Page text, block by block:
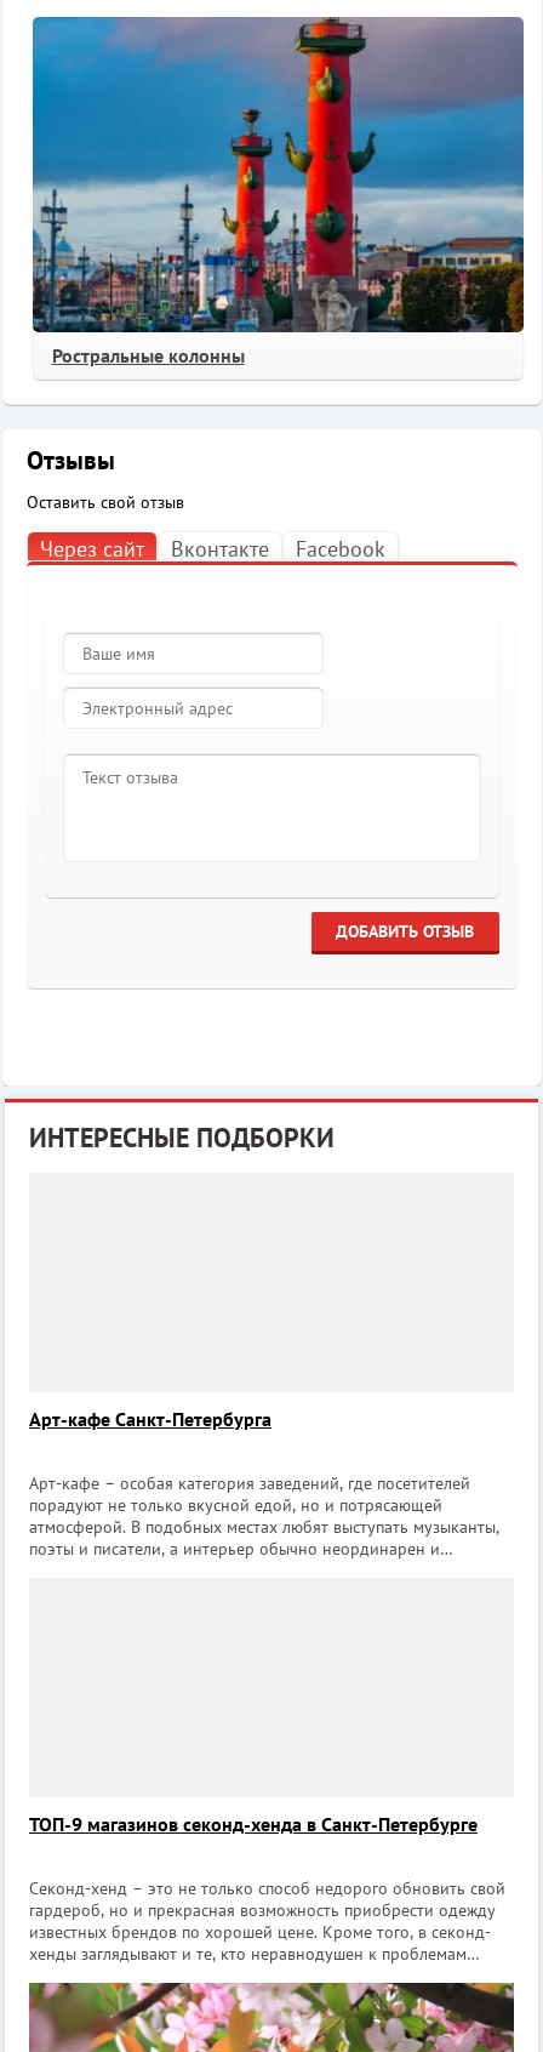
Ростральные колонны
Отзывы
Оставить свой отзыв
Через сайт Вконтакте Facebook
ДОБАВИТЬ ОТЗЫВ
ИНТЕРЕСНЫЕ ПОДБОРКИ
Арт-кафе Санкт-Петербурга
Арт-кафе – особая категория заведений, где посетителей
порадуют не только вкусной едой, но и потрясающей
атмосферой. В подобных местах любят выступать музыканты,
поэты и писатели, а интерьер обычно неординарен и
ТОП-9 магазинов секонд-хенда в Санкт-Петербурге
Секонд-хенд – это не только способ недорого обновить свой
гардероб, но и прекрасная возможность приобрести одежду
известных брендов по хорошей цене. Кроме того, в секонд-
хенды заглядывают и те, кто неравнодушен к проблемам
из 9 магазинов секон